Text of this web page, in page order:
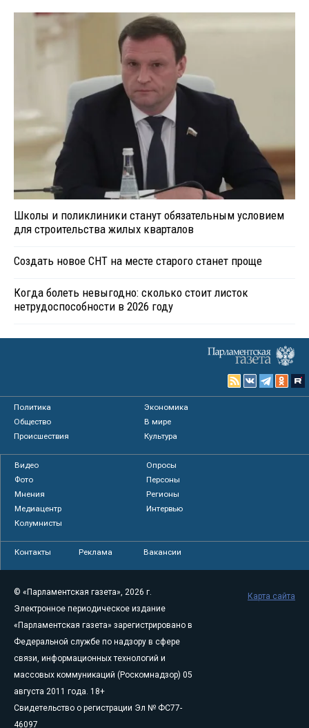
Школы и поликлиники станут обязательным условием
для строительства жилых кварталов
Создать новое СНТ на месте старого станет проще
Когда болеть невыгодно: сколько стоит листок
нетрудоспособности в 2026 году
Политика
Экономика
Общество
В мире
Происшествия
Культура
Видео
Опросы
Фото
Персоны
Мнения
Регионы
Медиацентр
Интервью
Колумнисты
Контакты Реклама Вакансии
© «Парламентская газета», 2026 г.
Электронное периодическое издание
«Парламентская газета» зарегистрировано в
Федеральной службе по надзору в сфере
связи, информационных технологий и
массовых коммуникаций (Роскомнадзор) 05
августа 2011 года. 18+
Свидетельство о регистрации Эл № ФС77-
46097
Карта сайта